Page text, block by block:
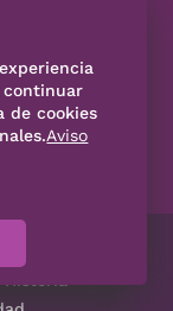
continuar
de cookies
Aviso